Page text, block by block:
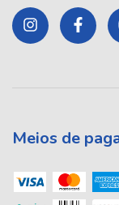
Meios de